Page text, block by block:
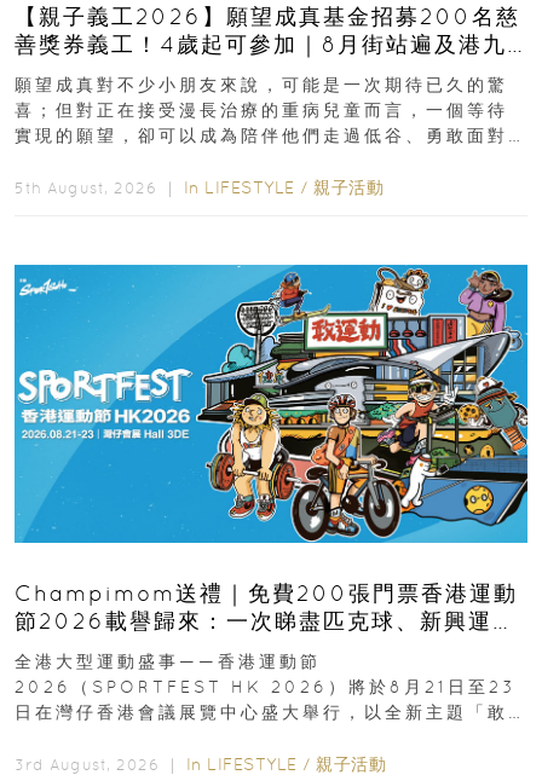
【親子義工2026】願望成真基金招募200名慈
善獎券義工！4歲起可參加｜8月街站遍及港九
新界
願望成真對不少小朋友來說，可能是一次期待已久的驚
喜；但對正在接受漫長治療的重病兒童而言，一個等待
實現的願望，卻可以成為陪伴他們走過低谷、勇敢面對
5th August, 2026 ｜ In LIFESTYLE / 親子活動
Champimom送禮｜免費200張門票香港運動
節2026載譽歸來：一次睇盡匹克球、新興運
動、街舞比賽＋逾百運動品牌展覽
全港大型運動盛事——香港運動節
2026（SPORTFEST HK 2026）將於8月21日至23
日在灣仔香港會議展覽中心盛大舉行，以全新主題「敢
3rd August, 2026 ｜ In LIFESTYLE / 親子活動